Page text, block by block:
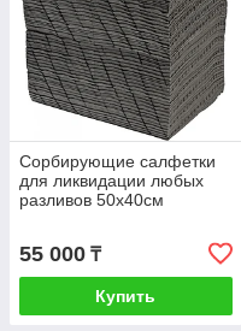
Сорбирующие салфетки
для ликвидации любых
разливов 50х40см
55 000 ₸
Купить